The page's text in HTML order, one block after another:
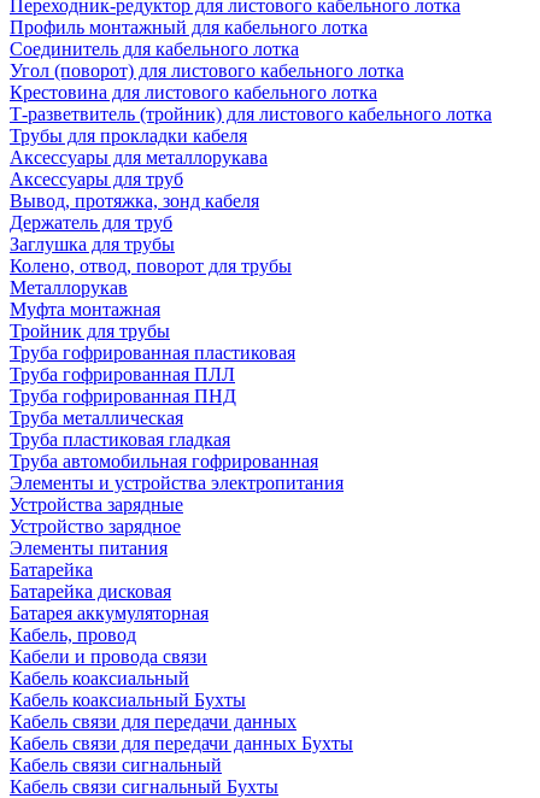
Переходник-редуктор для листового кабельного лотка
Профиль монтажный для кабельного лотка
Соединитель для кабельного лотка
Угол (поворот) для листового кабельного лотка
Крестовина для листового кабельного лотка
Т-разветвитель (тройник) для листового кабельного лотка
Трубы для прокладки кабеля
Аксессуары для металлорукава
Аксессуары для труб
Вывод, протяжка, зонд кабеля
Держатель для труб
Заглушка для трубы
Колено, отвод, поворот для трубы
Металлорукав
Муфта монтажная
Тройник для трубы
Труба гофрированная пластиковая
Труба гофрированная ПЛЛ
Труба гофрированная ПНД
Труба металлическая
Труба пластиковая гладкая
Труба автомобильная гофрированная
Элементы и устройства электропитания
Устройства зарядные
Устройство зарядное
Элементы питания
Батарейка
Батарейка дисковая
Батарея аккумуляторная
Кабель, провод
Кабели и провода связи
Кабель коаксиальный
Кабель коаксиальный Бухты
Кабель связи для передачи данных
Кабель связи для передачи данных Бухты
Кабель связи сигнальный
Кабель связи сигнальный Бухты